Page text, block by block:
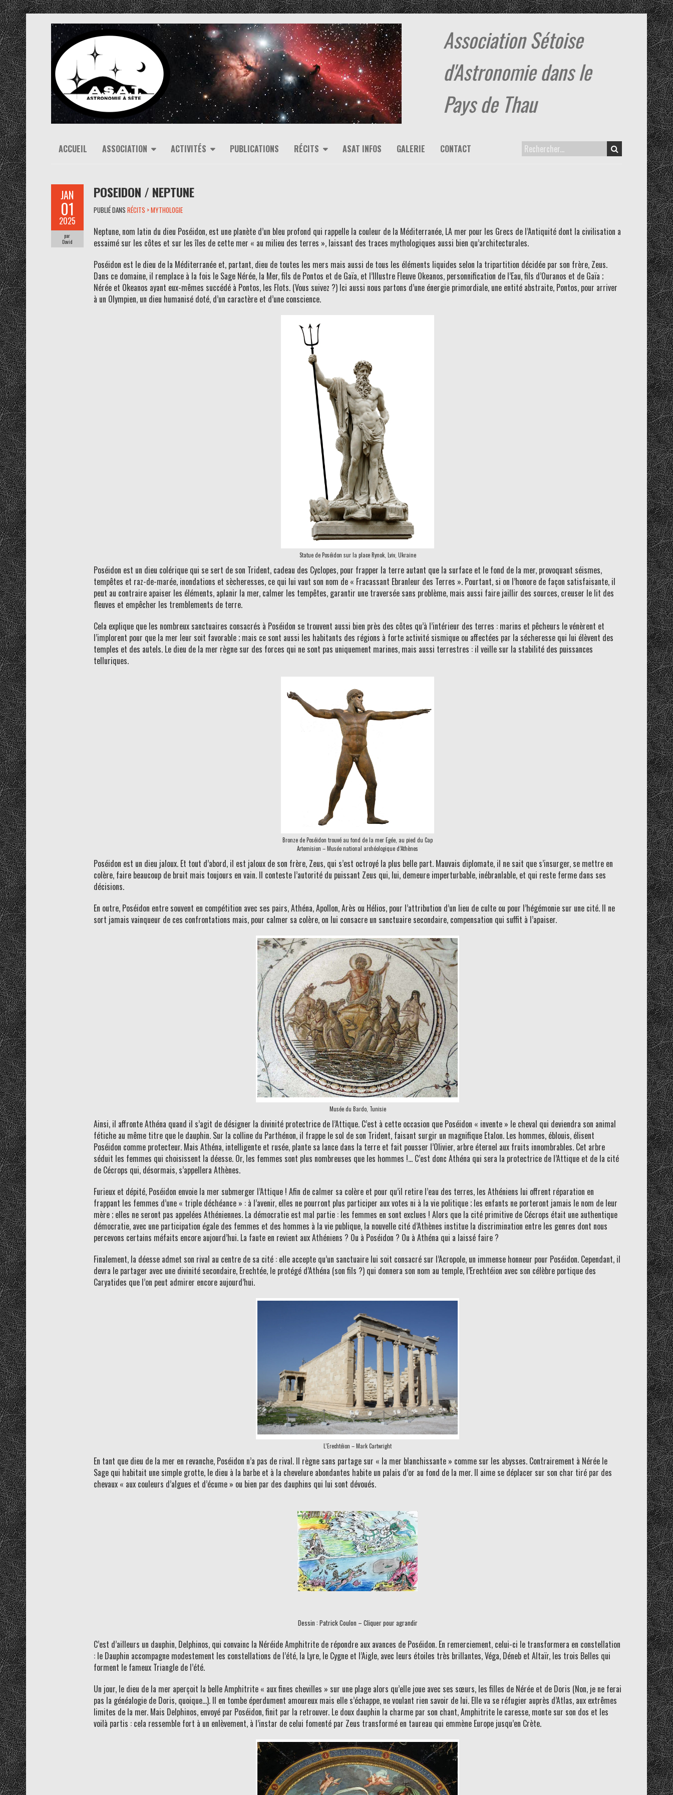
Association Sétoise
d'Astronomie dans le
Pays de Thau
ACCUEIL ASSOCIATION ACTIVITÉS PUBLICATIONS RÉCITS ASAT INFOS GALERIE CONTACT
JAN
01
2025
par
David
POSEIDON / NEPTUNE
PUBLIÉ DANS RÉCITS > MYTHOLOGIE
Neptune, nom latin du dieu Poséidon, est une planète d’un bleu profond qui rappelle la couleur de la Méditerranée, LA mer pour les Grecs de l’Antiquité dont la civilisation a
essaimé sur les côtes et sur les îles de cette mer « au milieu des terres », laissant des traces mythologiques aussi bien qu’architecturales.
Poséidon est le dieu de la Méditerranée et, partant, dieu de toutes les mers mais aussi de tous les éléments liquides selon la tripartition décidée par son frère, Zeus.
Dans ce domaine, il remplace à la fois le Sage Nérée, la Mer, fils de Pontos et de Gaïa, et l’Illustre Fleuve Okeanos, personnification de l’Eau, fils d’Ouranos et de Gaïa ;
Nérée et Okeanos ayant eux-mêmes succédé à Pontos, les Flots. (Vous suivez ?) Ici aussi nous partons d’une énergie primordiale, une entité abstraite, Pontos, pour arriver
à un Olympien, un dieu humanisé doté, d’un caractère et d’une conscience.
Statue de Poséidon sur la place Rynok, Lviv, Ukraine
Poséidon est un dieu colérique qui se sert de son Trident, cadeau des Cyclopes, pour frapper la terre autant que la surface et le fond de la mer, provoquant séismes,
tempêtes et raz-de-marée, inondations et sècheresses, ce qui lui vaut son nom de « Fracassant Ebranleur des Terres ». Pourtant, si on l’honore de façon satisfaisante, il
peut au contraire apaiser les éléments, aplanir la mer, calmer les tempêtes, garantir une traversée sans problème, mais aussi faire jaillir des sources, creuser le lit des
fleuves et empêcher les tremblements de terre.
Cela explique que les nombreux sanctuaires consacrés à Poséidon se trouvent aussi bien près des côtes qu’à l’intérieur des terres : marins et pêcheurs le vénèrent et
l’implorent pour que la mer leur soit favorable ; mais ce sont aussi les habitants des régions à forte activité sismique ou affectées par la sécheresse qui lui élèvent des
temples et des autels. Le dieu de la mer règne sur des forces qui ne sont pas uniquement marines, mais aussi terrestres : il veille sur la stabilité des puissances
telluriques.
Bronze de Poséidon trouvé au fond de la mer Egée, au pied du Cap
Artemision – Musée national archéologique d’Athènes
Poséidon est un dieu jaloux. Et tout d’abord, il est jaloux de son frère, Zeus, qui s’est octroyé la plus belle part. Mauvais diplomate, il ne sait que s’insurger, se mettre en
colère, faire beaucoup de bruit mais toujours en vain. Il conteste l’autorité du puissant Zeus qui, lui, demeure imperturbable, inébranlable, et qui reste ferme dans ses
décisions.
En outre, Poséidon entre souvent en compétition avec ses pairs, Athéna, Apollon, Arès ou Hélios, pour l’attribution d’un lieu de culte ou pour l’hégémonie sur une cité. Il ne
sort jamais vainqueur de ces confrontations mais, pour calmer sa colère, on lui consacre un sanctuaire secondaire, compensation qui suffit à l’apaiser.
Musée du Bardo, Tunisie
Ainsi, il affronte Athéna quand il s’agit de désigner la divinité protectrice de l’Attique. C’est à cette occasion que Poséidon « invente » le cheval qui deviendra son animal
fétiche au même titre que le dauphin. Sur la colline du Parthénon, il frappe le sol de son Trident, faisant surgir un magnifique Etalon. Les hommes, éblouis, élisent
Poséidon comme protecteur. Mais Athéna, intelligente et rusée, plante sa lance dans la terre et fait pousser l’Olivier, arbre éternel aux fruits innombrables. Cet arbre
séduit les femmes qui choisissent la déesse. Or, les femmes sont plus nombreuses que les hommes !… C’est donc Athéna qui sera la protectrice de l’Attique et de la cité
de Cécrops qui, désormais, s’appellera Athènes.
Furieux et dépité, Poséidon envoie la mer submerger l’Attique ! Afin de calmer sa colère et pour qu’il retire l’eau des terres, les Athéniens lui offrent réparation en
frappant les femmes d’une « triple déchéance » : à l’avenir, elles ne pourront plus participer aux votes ni à la vie politique ; les enfants ne porteront jamais le nom de leur
mère ; elles ne seront pas appelées Athéniennes. La démocratie est mal partie : les femmes en sont exclues ! Alors que la cité primitive de Cécrops était une authentique
démocratie, avec une participation égale des femmes et des hommes à la vie publique, la nouvelle cité d’Athènes institue la discrimination entre les genres dont nous
percevons certains méfaits encore aujourd’hui. La faute en revient aux Athéniens ? Ou à Poséidon ? Ou à Athéna qui a laissé faire ?
Finalement, la déesse admet son rival au centre de sa cité : elle accepte qu’un sanctuaire lui soit consacré sur l’Acropole, un immense honneur pour Poséidon. Cependant, il
devra le partager avec une divinité secondaire, Erechtée, le protégé d’Athéna (son fils ?) qui donnera son nom au temple, l’Erechtéion avec son célèbre portique des
Caryatides que l’on peut admirer encore aujourd’hui.
L’Erechtéion – Mark Cartwright
En tant que dieu de la mer en revanche, Poséidon n’a pas de rival. Il règne sans partage sur « la mer blanchissante » comme sur les abysses. Contrairement à Nérée le
Sage qui habitait une simple grotte, le dieu à la barbe et à la chevelure abondantes habite un palais d’or au fond de la mer. Il aime se déplacer sur son char tiré par des
chevaux « aux couleurs d’algues et d’écume » ou bien par des dauphins qui lui sont dévoués.
Dessin : Patrick Coulon – Cliquer pour agrandir
C’est d’ailleurs un dauphin, Delphinos, qui convainc la Néréide Amphitrite de répondre aux avances de Poséidon. En remerciement, celui-ci le transformera en constellation
: le Dauphin accompagne modestement les constellations de l’été, la Lyre, le Cygne et l’Aigle, avec leurs étoiles très brillantes, Véga, Déneb et Altaïr, les trois Belles qui
forment le fameux Triangle de l’été.
Un jour, le dieu de la mer aperçoit la belle Amphitrite « aux fines chevilles » sur une plage alors qu’elle joue avec ses sœurs, les filles de Nérée et de Doris (Non, je ne ferai
pas la généalogie de Doris, quoique…). Il en tombe éperdument amoureux mais elle s’échappe, ne voulant rien savoir de lui. Elle va se réfugier auprès d’Atlas, aux extrêmes
limites de la mer. Mais Delphinos, envoyé par Poséidon, finit par la retrouver. Le doux dauphin la charme par son chant, Amphitrite le caresse, monte sur son dos et les
voilà partis : cela ressemble fort à un enlèvement, à l’instar de celui fomenté par Zeus transformé en taureau qui emmène Europe jusqu’en Crète.